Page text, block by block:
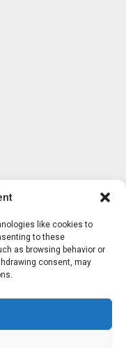
like cookies to
to these
as browsing behavior or
consent, may